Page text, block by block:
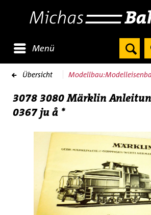
Menü
Übersicht
3078 3080 Märklin
0367 ju å *